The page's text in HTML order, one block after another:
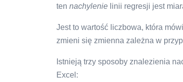
ten nachylenie linii regresji jest
Jest to wartość liczbowa, która
zmieni się zmienna zależna w
Istnieją trzy sposoby znalezienia
Excel: